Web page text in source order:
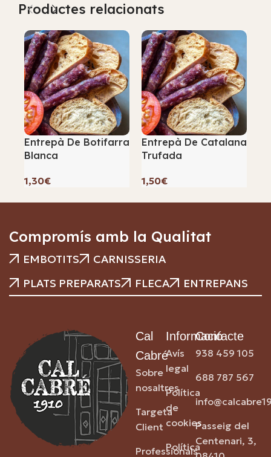
Productes relacionats
Entrepà De Botifarra
Blanca
€
Entrepà De Catalana
Trufada
€
Compromís amb la Qualitat
EMBOTITS
CARNISSERIA
PLATS PREPARATS
FLECA ENTREPANS
Cal
Cabré
Sobre
nosaltres
Targeta
Client
Professionals
Informació
Avís
legal
Política
de
cookies
Política
Contacte
938 459 105
688 787 567
Passeig del
Centenari, 3,